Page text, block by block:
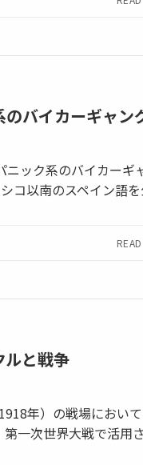
のバイカーギャン
ック系のバイカー
コ以南のスペイン語
ルと戦争
年）の戦場におい
一次世界大戦で活用